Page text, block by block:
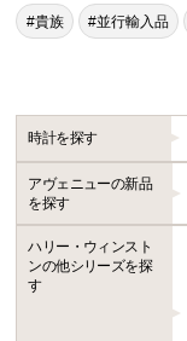
#貴族 #並行輸入品
時計を探す
アヴェニューの新品
を探す
ハリー・ウィンスト
ンの他シリーズを探
す